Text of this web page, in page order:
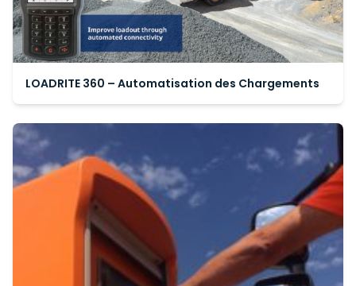
LOADRITE 360 – Automatisation des Chargements